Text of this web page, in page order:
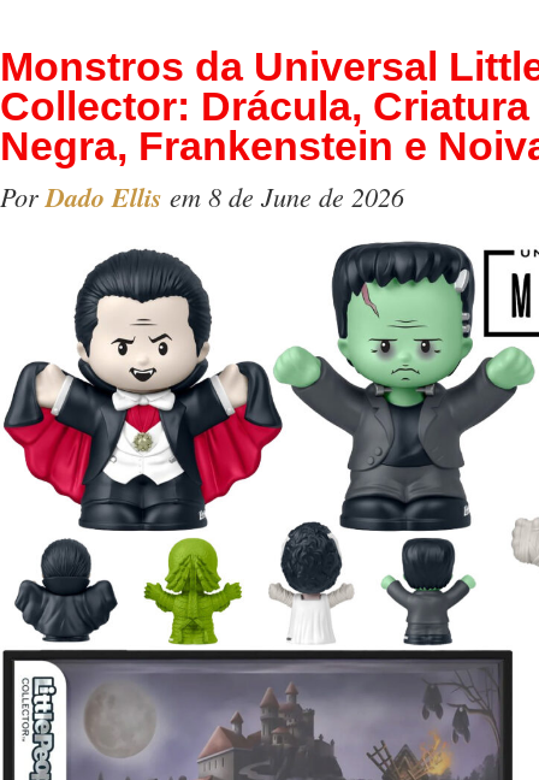
Monstros da Universal
Collector: Drácula,
Negra, Frankenstein e
PorDado Ellis em 8 de June de 2026